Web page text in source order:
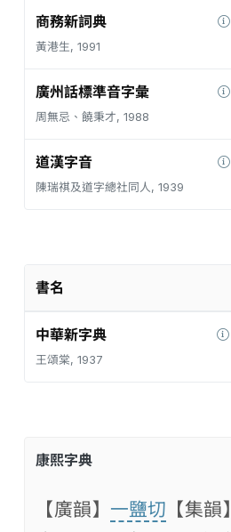
商務新詞典
黃港生, 1991
廣州話標準音字彙
周無忌、饒秉才, 1988
道漢字音
陳瑞祺及道字總社同人, 1939
書名
中華新字典
王頌棠, 1937
康熙字典
【廣韻】 一鹽切 【集韻】